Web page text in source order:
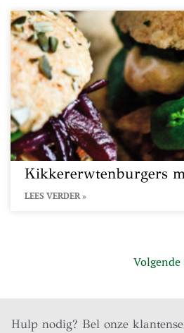
Kikkererwtenburgers
LEES VERDER »
Volgende
Hulp nodig? Bel onze